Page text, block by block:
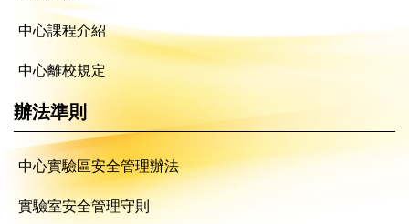
中心課程介紹
中心離校規定
辦法準則
中心實驗區安全管理辦法
實驗室安全管理守則